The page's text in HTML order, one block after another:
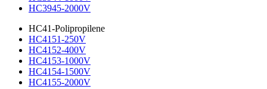
HC3945-2000V
HC41-Polipropilene
HC4151-250V
HC4152-400V
HC4153-1000V
HC4154-1500V
HC4155-2000V